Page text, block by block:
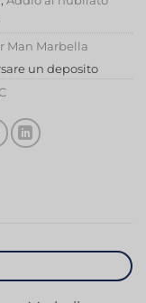
Man Marbella
un deposito